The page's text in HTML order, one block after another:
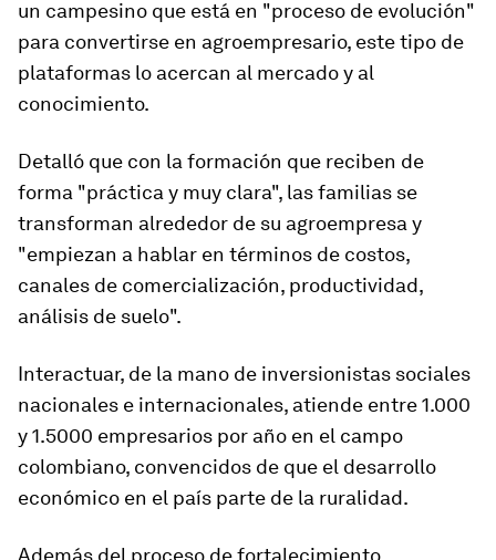
un campesino que está en "proceso de evolución"
para convertirse en agroempresario, este tipo de
plataformas lo acercan al mercado y al
conocimiento.
Detalló que con la formación que reciben de
forma "práctica y muy clara", las familias se
transforman alrededor de su agroempresa y
"empiezan a hablar en términos de costos,
canales de comercialización, productividad,
análisis de suelo".
Interactuar, de la mano de inversionistas sociales
nacionales e internacionales, atiende entre 1.000
y 1.5000 empresarios por año en el campo
colombiano, convencidos de que el desarrollo
económico en el país parte de la ruralidad.
Además del proceso de fortalecimiento